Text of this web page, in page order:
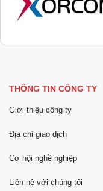
THÔNG TIN CÔNG TY
Giới thiệu công ty
Địa chỉ giao dịch
Cơ hội nghề nghiệp
Liên hệ với chúng tôi